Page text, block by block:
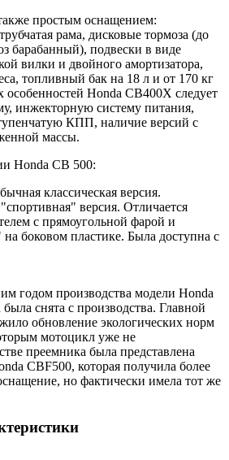
простым оснащением:
рама, дисковые тормоза (до
барабанный), подвески в виде
вилки и двойного амортизатора,
топливный бак на 18 л и от 170 кг
особенностей Honda CB400X следует
инжекторную систему питания,
КПП, наличие версий с
массы.
Honda CB 500:
классическая версия.
версия. Отличается
с прямоугольной фарой и
боковом пластике. Была доступна с
годом производства модели Honda
снята с производства. Главной
обновление экологических норм
мотоцикл уже не
преемника была представлена
CBF500, которая получила более
но фактически имела тот же